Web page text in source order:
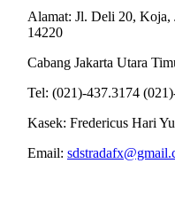
Alamat: Jl. Deli 20, Koja,
14220
Cabang Jakarta Utara
Tel: (021)-437.3174
Kasek: Fredericus Hari
Email: